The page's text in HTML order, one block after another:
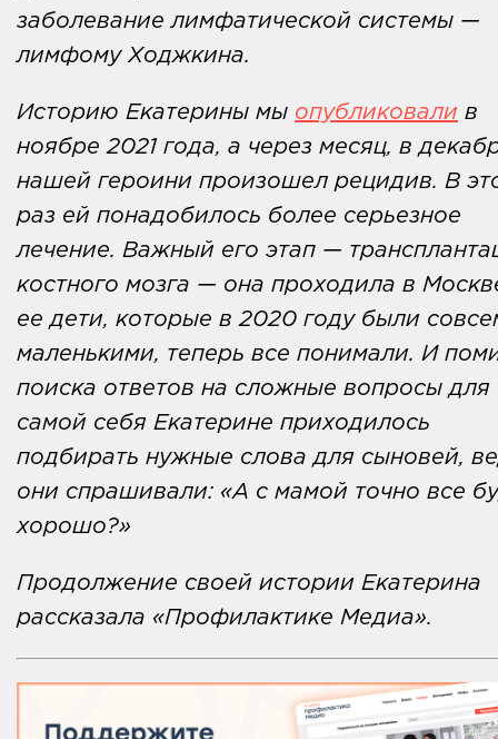
заболевание лимфатической системы —
лимфому Ходжкина.
Историю Екатерины мы опубликовали в
ноябре 2021 года, а через месяц, в
нашей героини произошел рецидив. В
раз ей понадобилось более серьезное
лечение. Важный его этап —
костного мозга — она проходила в
ее дети, которые в 2020 году были
маленькими, теперь все понимали. И
поиска ответов на сложные вопросы для
самой себя Екатерине приходилось
подбирать нужные слова для сыновей,
они спрашивали: «А с мамой точно все
хорошо?»
Продолжение своей истории Екатерина
рассказала «Профилактике Медиа».